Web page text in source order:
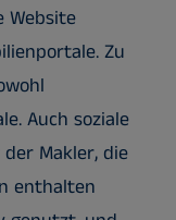
Website
Zu
Auch soziale
Makler, die
enthalten